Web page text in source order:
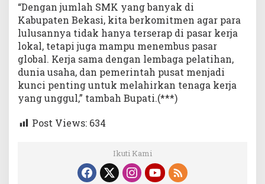
“Dengan jumlah SMK yang banyak di
Kabupaten Bekasi, kita berkomitmen agar para
lulusannya tidak hanya terserap di pasar kerja
lokal, tetapi juga mampu menembus pasar
global. Kerja sama dengan lembaga pelatihan,
dunia usaha, dan pemerintah pusat menjadi
kunci penting untuk melahirkan tenaga kerja
yang unggul,” tambah Bupati.(***)
Post Views: 634
Ikuti Kami